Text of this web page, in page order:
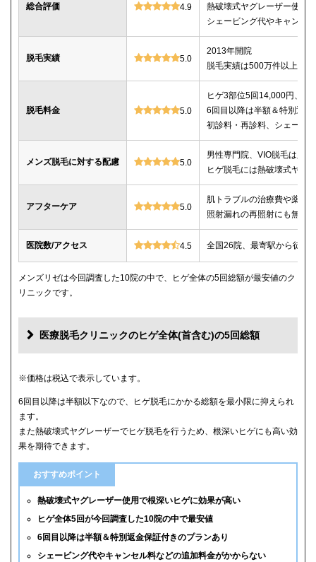
総合評価 4.9
熱破壊式ヤグレーザー使用
シェービング代やキャンセ
脱毛実績 5.0
2013年開院
脱毛実績は500万件以上
脱毛料金 5.0
ヒゲ3部位5回14,000円、ヒ
6回目以降は半額＆特別返
初診料・再診料、シェービ
メンズ脱毛に対する配慮 5.0
男性専門院、VIO脱毛は必
ヒゲ脱毛には熱破壊式ヤグ
アフターケア 5.0
肌トラブルの治療費や薬代
照射漏れの再照射にも無料
医院数/アクセス 4.5 全国26院、最寄駅から徒歩
メンズリゼは今回調査した10院の中で、ヒゲ全体の5回総額が最安値のク
リニックです。
医療脱毛クリニックのヒゲ全体(首含む)の5回総額
クリニック
メンズリゼ 59,800円
メンズルシアクリニック 61,600円(平日5回)
65,880円(6回)
渋谷美容外科クリニック 74,800円(首あご裏除く)
ゴリラクリニック 76,800円(平日6回)
メンズエミナル 78,000円
※価格は税込で表示しています。
6回目以降は半額以下なので、ヒゲ脱毛にかかる総額を最小限に抑えられ
ます。
また熱破壊式ヤグレーザーでヒゲ脱毛を行うため、根深いヒゲにも高い効
果を期待できます。
おすすめポイント
熱破壊式ヤグレーザー使用で根深いヒゲに効果が高い
ヒゲ全体5回が今回調査した10院の中で最安値
6回目以降は半額＆特別返金保証付きのプランあり
シェービング代やキャンセル料などの追加料金がかからない